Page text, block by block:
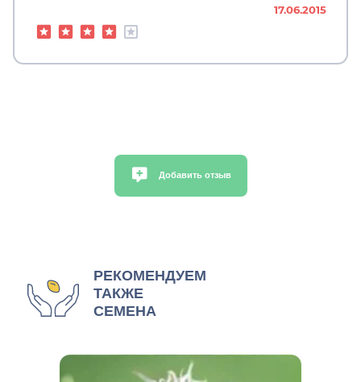
17.06.2015
Добавить отзыв
РЕКОМЕНДУЕМ
ТАКЖЕ
СЕМЕНА